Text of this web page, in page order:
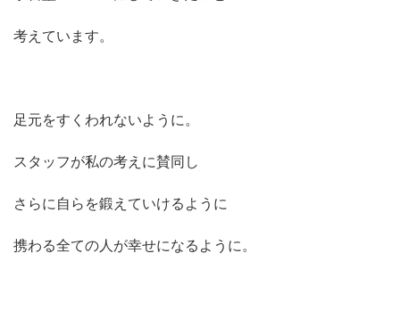
考えています。
足元をすくわれないように。
スタッフが私の考えに賛同し
さらに自らを鍛えていけるように
携わる全ての人が幸せになるように。